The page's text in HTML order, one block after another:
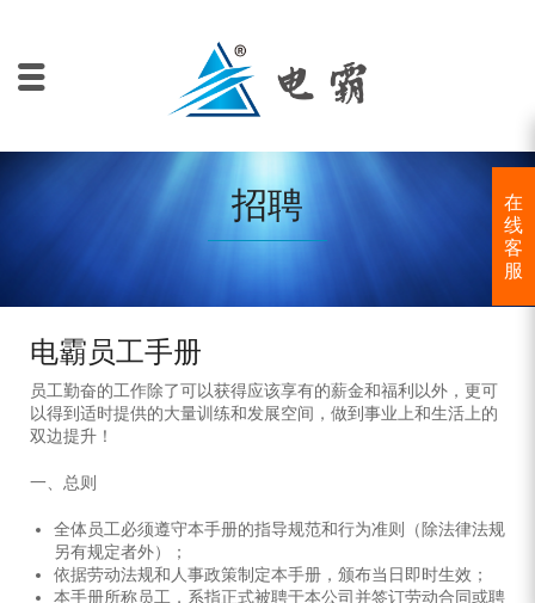
招聘
电霸员工手册
员工勤奋的工作除了可以获得应该享有的薪金和福利以外，更可
以得到适时提供的大量训练和发展空间，做到事业上和生活上的
双边提升！
一、总则
全体员工必须遵守本手册的指导规范和行为准则（除法律法规
另有规定者外）；
依据劳动法规和人事政策制定本手册，颁布当日即时生效；
本手册所称员工，系指正式被聘于本公司并签订劳动合同或聘
在
线
客
服